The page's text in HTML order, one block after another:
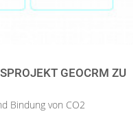
GEOCRM ZU
Bindung von CO2